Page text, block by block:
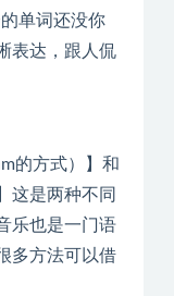
单词还没你
表达，跟人侃
的方式）】和
这是两种不同
乐也是一门语
多方法可以借